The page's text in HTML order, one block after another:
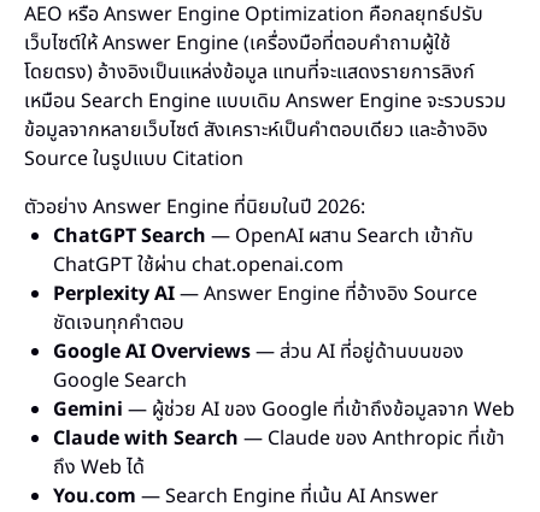
AEO หรือ Answer Engine Optimization คือกลยุทธ์ปรับ
เว็บไซต์ให้ Answer Engine (เครื่องมือที่ตอบคำถามผู้ใช้
โดยตรง) อ้างอิงเป็นแหล่งข้อมูล แทนที่จะแสดงรายการลิงก์
เหมือน Search Engine แบบเดิม Answer Engine จะรวบรวม
ข้อมูลจากหลายเว็บไซต์ สังเคราะห์เป็นคำตอบเดียว และอ้างอิง
Source ในรูปแบบ Citation
ตัวอย่าง Answer Engine ที่นิยมในปี 2026:
ChatGPT Search — OpenAI ผสาน Search เข้ากับ
ChatGPT ใช้ผ่าน chat.openai.com
Perplexity AI— Answer Engine ที่อ้างอิง Source
ชัดเจนทุกคำตอบ
Google AI Overviews— ส่วน AI ที่อยู่ด้านบนของ
Google Search
Gemini — ผู้ช่วย AI ของ Google ที่เข้าถึงข้อมูลจาก Web
Claude with Search — Claude ของ Anthropic ที่เข้า
ถึง Web ได้
You.com — Search Engine ที่เน้น AI Answer